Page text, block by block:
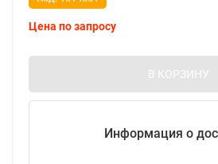
Цена по запросу
В КОРЗИНУ
Информация о